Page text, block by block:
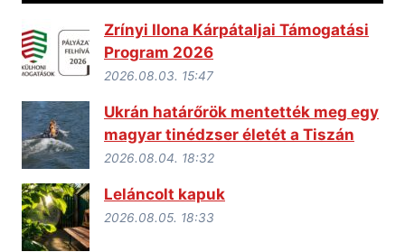
Zrínyi Ilona Kárpátaljai Támogatási
Program 2026
2026.08.03. 15:47
Ukrán határőrök mentették meg egy
magyar tinédzser életét a Tiszán
2026.08.04. 18:32
Leláncolt kapuk
2026.08.05. 18:33